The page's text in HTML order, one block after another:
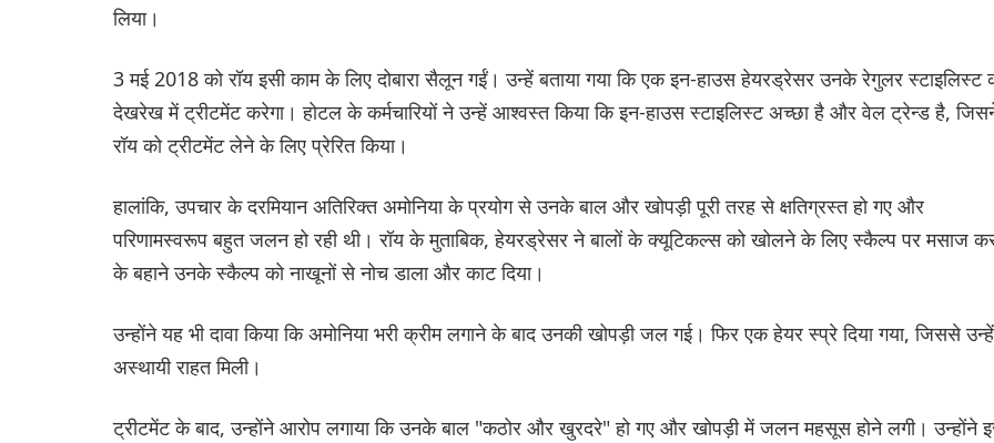
लिया।
3 मई 2018 को रॉय इसी काम के लिए दोबारा सैलून गईं। उन्हें बताया गया कि एक इन-हाउस हेयरड्रेसर उनके रेगुलर स्टाइलिस्ट
देखरेख में ट्रीटमेंट करेगा। होटल के कर्मचारियों ने उन्हें आश्वस्त किया कि इन-हाउस स्टाइलिस्ट अच्छा है और वेल ट्रेन्ड है,
रॉय को ट्रीटमेंट लेने के ल‌िए प्रेरित किया।
हालांकि, उपचार के दरमियान अतिरिक्त अमोनिया के प्रयोग से उनके बाल और खोपड़ी पूरी तरह से क्षतिग्रस्त हो गए और
परिणामस्वरूप बहुत जलन हो रही थी। रॉय के मुताबिक, हेयरड्रेसर ने बालों के क्यूटिकल्स को खोलने के लिए स्कैल्प पर मसाज
के बहाने उनके स्कैल्प को नाखूनों से नोच डाला और काट दिया।
उन्होंने यह भी दावा किया कि अमोनिया भरी क्रीम लगाने के बाद उनकी खोपड़ी जल गई। फिर एक हेयर स्प्रे दिया गया, जिससे उन्हें
अस्थायी राहत मिली।
ट्रीटमेंट के बाद, उन्होंने आरोप लगाया कि उनके बाल "कठोर और खुरदरे" हो गए और खोपड़ी में जलन महसूस होने लगी। उन्होंने